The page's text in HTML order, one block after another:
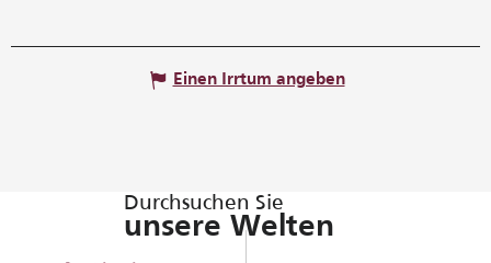
Einen Irrtum angeben
Durchsuchen Sie
unsere Welten